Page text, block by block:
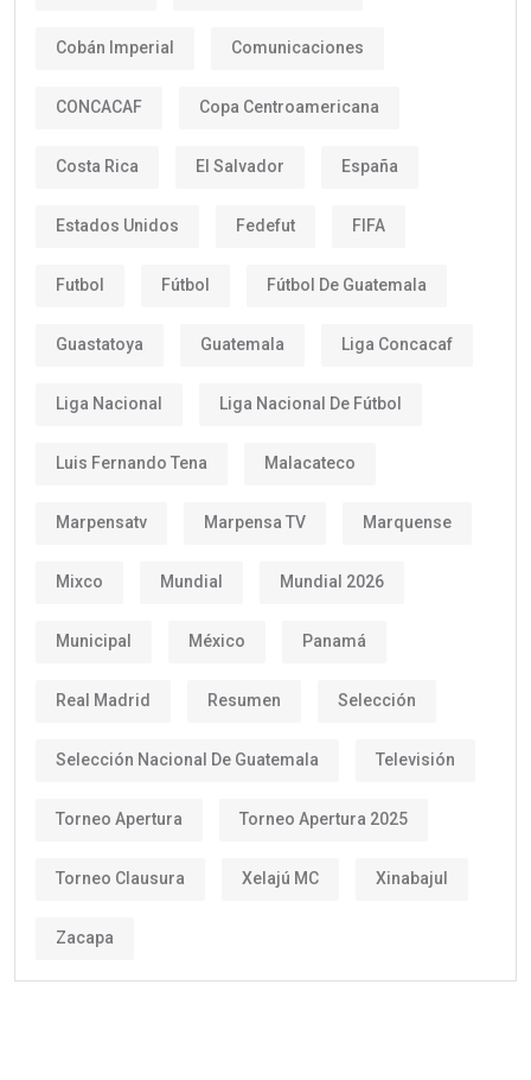
Cobán Imperial Comunicaciones
CONCACAF Copa Centroamericana
Costa Rica El Salvador España
Estados Unidos Fedefut FIFA
Futbol Fútbol Fútbol De Guatemala
Guastatoya Guatemala Liga Concacaf
Liga Nacional Liga Nacional De Fútbol
Luis Fernando Tena Malacateco
Marpensatv Marpensa TV Marquense
Mixco Mundial Mundial 2026
Municipal México Panamá
Real Madrid Resumen Selección
Selección Nacional De Guatemala Televisión
Torneo Apertura Torneo Apertura 2025
Torneo Clausura Xelajú MC Xinabajul
Zacapa